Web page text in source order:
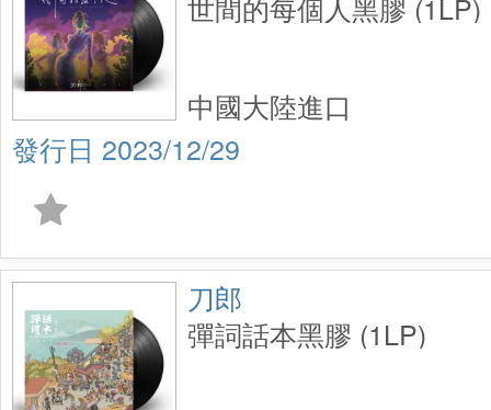
2023/12/29
中國大陸進口
刀郎
彈詞話本黑膠 (1LP)